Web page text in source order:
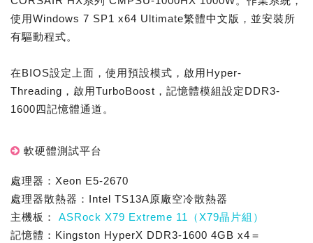
使用Windows 7 SP1 x64 Ultimate繁體中文版，並安裝所
有驅動程式。
在BIOS設定上面，使用預設模式，啟用Hyper-
Threading，啟用TurboBoost，記憶體模組設定DDR3-
1600四記憶體通道。
軟硬體測試平台
處理器：Xeon E5-2670
處理器散熱器：Intel TS13A原廠空冷散熱器
主機板： ASRock X79 Extreme 11（X79晶片組）
記憶體：Kingston HyperX DDR3-1600 4GB x4＝